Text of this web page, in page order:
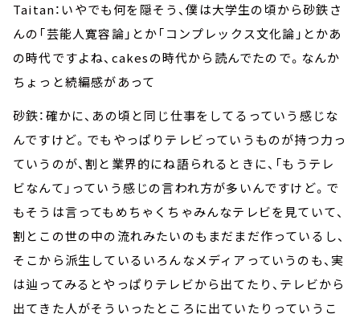
Taitan：いやでも何を隠そう、僕は大学生の頃から砂鉄さ
んの「芸能人寛容論」とか「コンプレックス文化論」とかあ
の時代ですよね、cakesの時代から読んでたので。なんか
ちょっと続編感があって
砂鉄：確かに、あの頃と同じ仕事をしてるっていう感じな
んですけど。でもやっぱりテレビっていうものが持つ力っ
ていうのが、割と業界的にね語られるときに、「もうテレ
ビなんて」っていう感じの言われ方が多いんですけど。で
もそうは言ってもめちゃくちゃみんなテレビを見ていて、
割とこの世の中の流れみたいのもまだまだ作っているし、
そこから派生しているいろんなメディアっていうのも、実
は辿ってみるとやっぱりテレビから出てたり、テレビから
出てきた人がそういったところに出ていたりっていうこ